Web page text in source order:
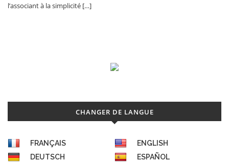
l’associant à la simplicité […]
CHANGER DE LANGUE
FRANÇAIS
ENGLISH
DEUTSCH
ESPAÑOL